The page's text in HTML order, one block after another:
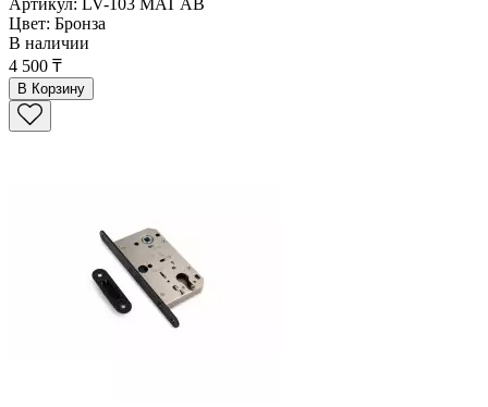
Артикул: LV-103 MAT AB
Цвет: Бронза
В наличии
4 500 ₸
В Корзину